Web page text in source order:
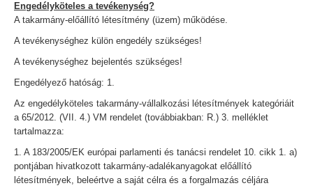
Engedélyköteles a tevékenység?
A takarmány-előállító létesítmény (üzem) működése.
A tevékenységhez külön engedély szükséges!
A tevékenységhez bejelentés szükséges!
Engedélyező hatóság: 1.
Az engedélyköteles takarmány-vállalkozási létesítmények kategóriáit
a 65/2012. (VII. 4.) VM rendelet (továbbiakban: R.) 3. melléklet
tartalmazza:
1. A 183/2005/EK európai parlamenti és tanácsi rendelet 10. cikk 1. a)
pontjában hivatkozott takarmány-adalékanyagokat előállító
létesítmények, beleértve a saját célra és a forgalmazás céljára